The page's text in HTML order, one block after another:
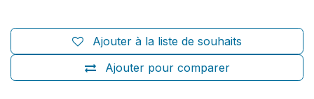
Ajouter pour comparer
Ajouter à la liste de souhaits